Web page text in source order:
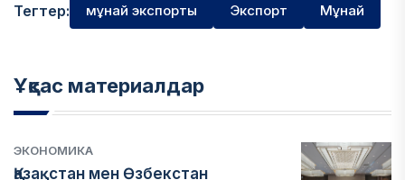
Тегтер: мұнай экспорты Экспорт Мұнай
Ұқсас материалдар
ЭКОНОМИКА
Қазақстан мен Өзбекстан